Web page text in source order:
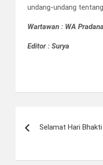
undang-undang
Wartawan : WA Pradana
Editor : Surya
pos
Selamat Hari